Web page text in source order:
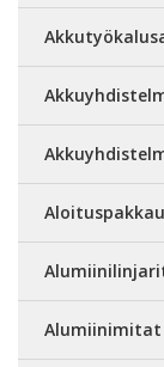
Alumiinimitat